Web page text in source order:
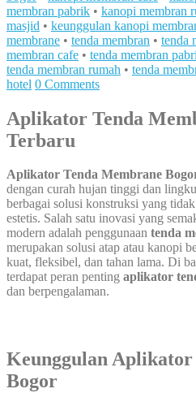
membran pabrik • kanopi membran
masjid • keunggulan kanopi
membrane • tenda membran • tenda
membran cafe • tenda membran
tenda membran rumah • tenda
hotel 0 Comments
Aplikator Tenda
Terbaru
Aplikator Tenda Membrane
dengan curah hujan tinggi dan
berbagai solusi konstruksi yang
estetis. Salah satu inovasi yang
modern adalah penggunaan tenda
merupakan solusi atap atau kanopi
kuat, fleksibel, dan tahan lama. Di
terdapat peran penting aplikator
dan berpengalaman.
Keunggulan Aplikator
Bogor